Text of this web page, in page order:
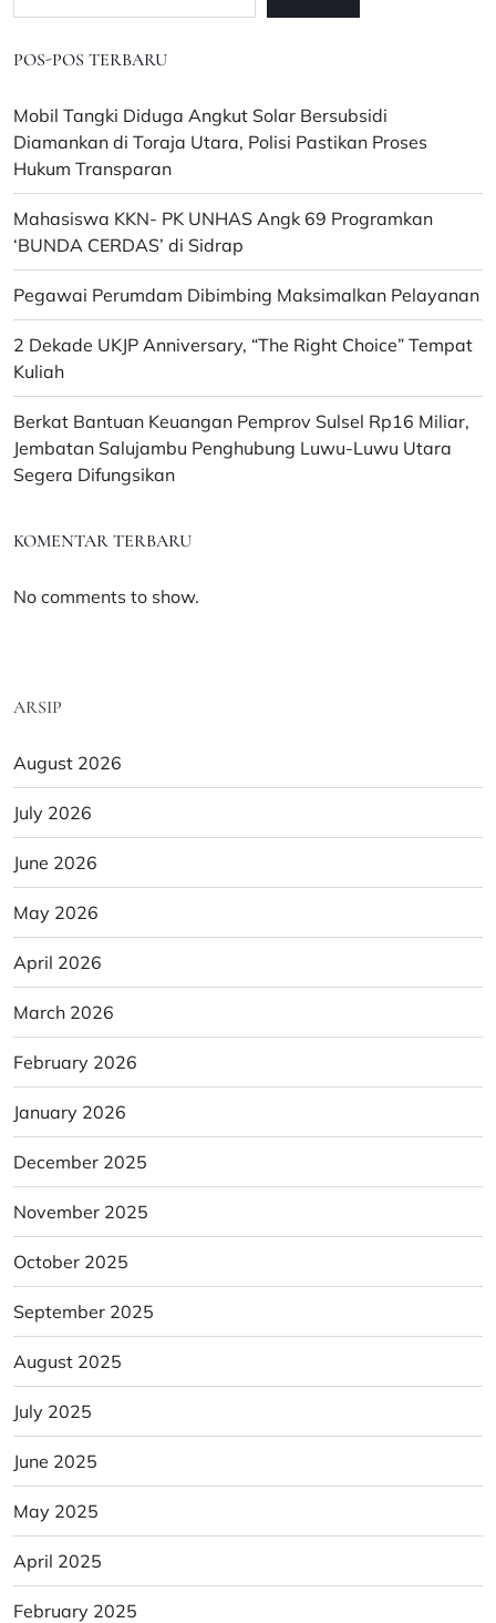
di
POS-POS TERBARU
Mobil Tangki Diduga Angkut Solar Bersubsidi
Diamankan di Toraja Utara, Polisi Pastikan Proses
Hukum Transparan
Mahasiswa KKN- PK UNHAS Angk 69 Programkan
‘BUNDA CERDAS’ di Sidrap
Pegawai Perumdam Dibimbing Maksimalkan Pelayanan
2 Dekade UKJP Anniversary, “The Right Choice” Tempat
Kuliah
Berkat Bantuan Keuangan Pemprov Sulsel Rp16 Miliar,
Jembatan Salujambu Penghubung Luwu-Luwu Utara
Segera Difungsikan
KOMENTAR TERBARU
No comments to show.
ARSIP
August 2026
July 2026
June 2026
May 2026
April 2026
March 2026
February 2026
January 2026
December 2025
November 2025
October 2025
September 2025
August 2025
July 2025
June 2025
May 2025
April 2025
February 2025